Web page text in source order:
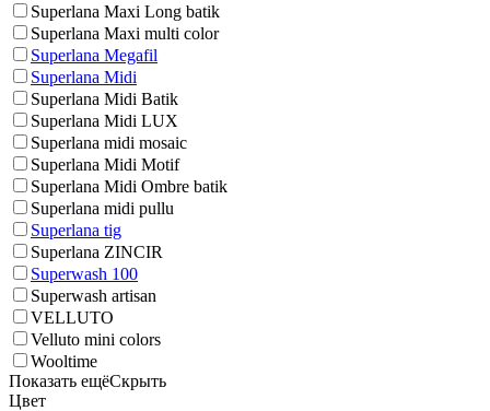
Superlana Maxi Long batik
Superlana Maxi multi color
Superlana Megafil
Superlana Midi
Superlana Midi Batik
Superlana Midi LUX
Superlana midi mosaic
Superlana Midi Motif
Superlana Midi Ombre batik
Superlana midi pullu
Superlana tig
Superlana ZINCIR
Superwash 100
Superwash artisan
VELLUTO
Velluto mini colors
Wooltime
Показать ещёСкрыть
Цвет